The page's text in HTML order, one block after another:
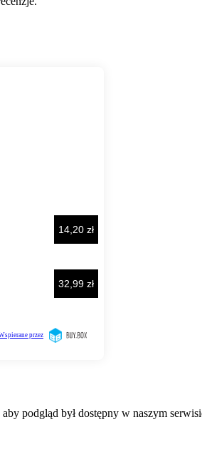
podgląd był dostępny w naszym